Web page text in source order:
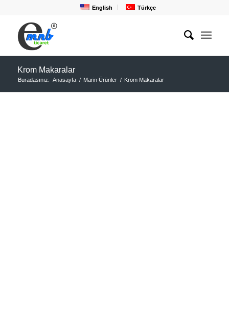
English Türkçe
Krom Makaralar
Buradasınız: Anasayfa / Marin Ürünler / Krom Makaralar